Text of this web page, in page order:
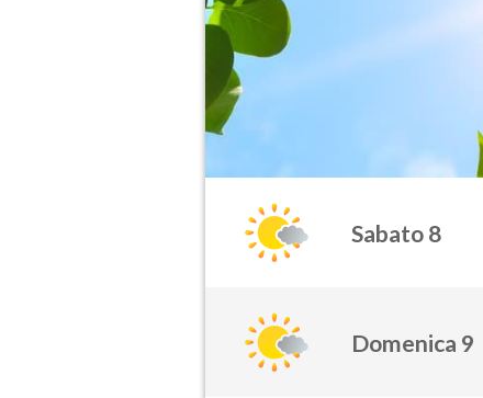
Sabato 8
Domenica 9